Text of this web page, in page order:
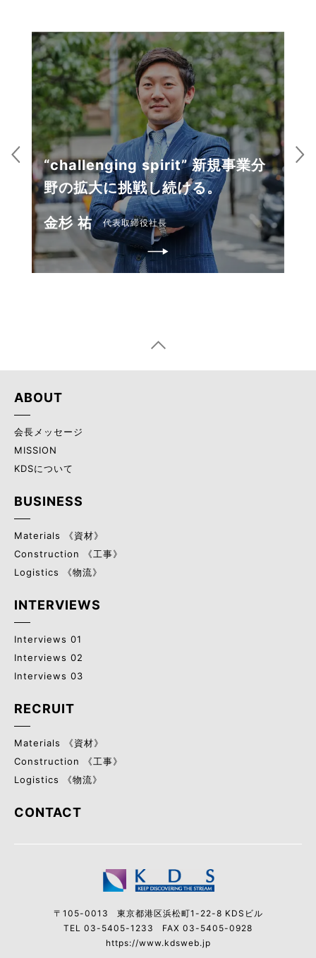
“challenging spirit” 新規事業分
野の拡大に挑戦し続ける。
金杉 祐 代表取締役社長
ABOUT
会長メッセージ
MISSION
KDSについて
BUSINESS
Materials 《資材》
Construction 《工事》
Logistics 《物流》
INTERVIEWS
Interviews 01
Interviews 02
Interviews 03
RECRUIT
Materials 《資材》
Construction 《工事》
Logistics 《物流》
CONTACT
〒105-0013
東京都港区浜松町1-22-8 KDSビル
TEL 03-5405-1233
FAX 03-5405-0928
https://www.kdsweb.jp